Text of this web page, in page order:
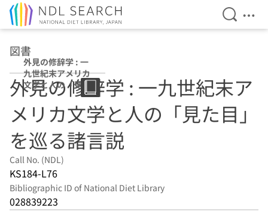
Open
図書
外見の修辞学 : 一
九世紀末アメリカ
文学と人の「見た
目」を巡る諸言説
外見の修辞学 : 一九世紀末ア
メリカ文学と人の「見た目」
を巡る諸言説
Call No. (NDL)
KS184-L76
Bibliographic ID of National Diet Library
028839223